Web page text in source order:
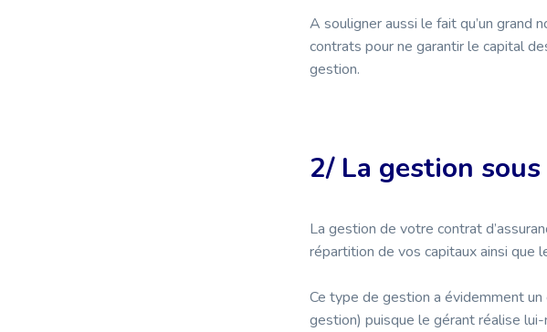
A souligner aussi le fait qu’un grand
contrats pour ne garantir le capital
gestion.
2/ La gestion
La gestion de votre contrat
répartition de vos capitaux ainsi que
Ce type de gestion a évidemment
gestion) puisque le gérant réalise